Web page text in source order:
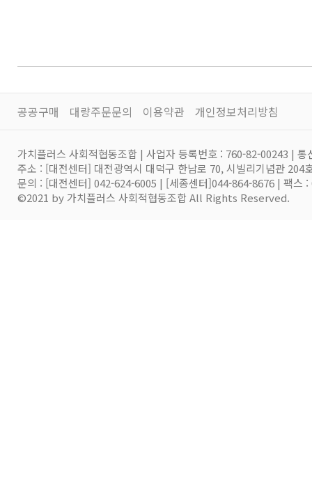
공공구매 대량주문문의 이용약관 개인정보처리방침
가치플러스 사회적협동조합 | 사업자 등록번호 : 760-82-00243 |
주소 : [대전센터] 대전광역시 대덕구 한남로 70, 시빌리기념관
문의 : [대전센터] 042-624-6005 | [세종센터]044-864-8676 | 팩스
©2021 by 가치플러스 사회적협동조합 All Rights Reserved.